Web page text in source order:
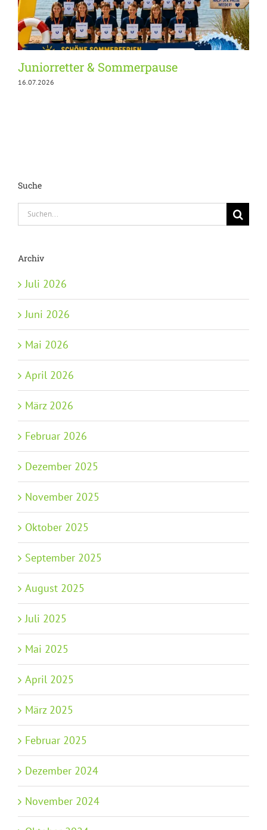
Juniorretter & Sommerpause
16.07.2026
Suche
Suche
nach:
Archiv
Juli 2026
Juni 2026
Mai 2026
April 2026
März 2026
Februar 2026
Dezember 2025
November 2025
Oktober 2025
September 2025
August 2025
Juli 2025
Mai 2025
April 2025
März 2025
Februar 2025
Dezember 2024
November 2024